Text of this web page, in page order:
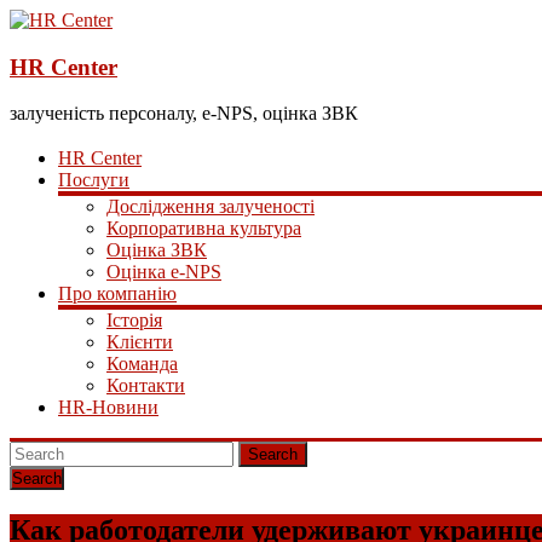
HR Center
залученість персоналу, e-NPS, оцінка ЗВК
HR Center
Послуги
Дослідження залученості
Корпоративна культура
Оцінка ЗВК
Оцінка e-NPS
Про компанію
Історія
Клієнти
Команда
Контакти
HR-Новини
Search
Как работодатели удерживают